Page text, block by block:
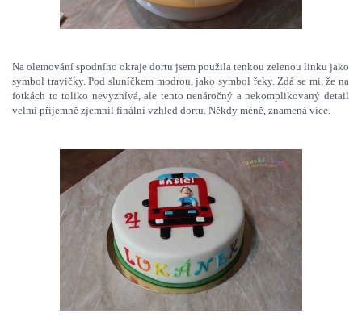
Na olemování spodního okraje dortu jsem použila tenkou zelenou linku jako
symbol travičky. Pod sluníčkem modrou, jako symbol řeky. Zdá se mi, že na
fotkách to toliko nevyznívá, ale tento nenáročný a nekomplikovaný detail
velmi příjemně zjemnil finální vzhled dortu. Někdy méně, znamená více.